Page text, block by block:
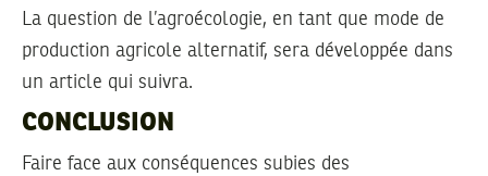
La question de l’agroécologie, en tant que mode de
production agricole alternatif, sera développée dans
un article qui suivra.
CONCLUSION
Faire face aux conséquences subies des